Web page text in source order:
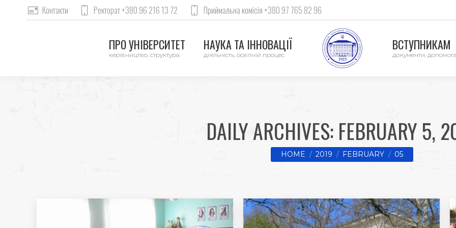
Контакти Ректорат +380 96 216 13 72 Приймальна комісія +380 97 765 82 96
ПРО УНІВЕРСИТЕТ
керівництво, структура
НАУКА ТА ІННОВАЦІЇ
діяльність, освітній процес
ВСТУПНИКАМ
документи, допомога
DAILY ARCHIVES: FEBRUARY 5,
You are here:
HOME 2019 FEBRUARY 05